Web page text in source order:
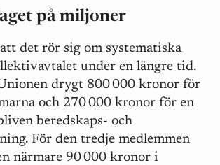
på miljoner
det rör sig om systematiska
under en längre tid.
drygt 800000 kronor för
och 270000 kronor för en
beredskaps- och
För den tredje medlemmen
närmare 90000 kronor i